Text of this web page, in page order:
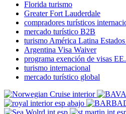
Florida turismo
Greater Fort Lauderdale
compradores turísticos
mercado turístico B2B
turismo América Latina
Argentina Visa Waiver
programa exención de visas
turismo internacional
mercado turístico global